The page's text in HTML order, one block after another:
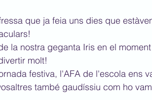
que ja feia uns dies que
la nostra geganta Iris en el
molt!
festiva, l'AFA de l'escola ens
també gaudíssiu com ho